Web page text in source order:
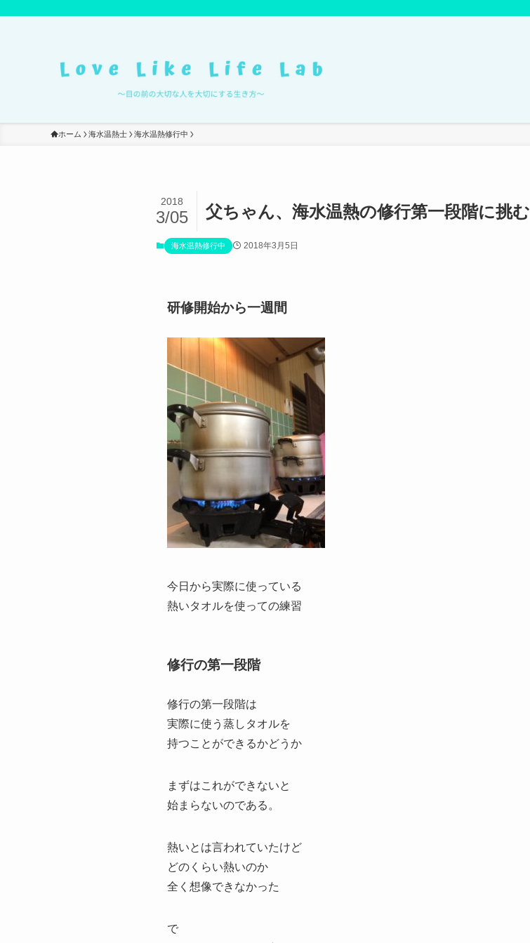
ホーム 海水温熱士 海水温熱修行中
父ちゃん、海水温熱の修行第一段階に挑む
2018
3/05
海水温熱修行中 2018年3月5日
研修開始から一週間
今日から実際に使っている
熱いタオルを使っての練習
修行の第一段階
修行の第一段階は
実際に使う蒸しタオルを
持つことができるかどうか
まずはこれができないと
始まらないのである。
熱いとは言われていたけど
どのくらい熱いのか
全く想像できなかった
で